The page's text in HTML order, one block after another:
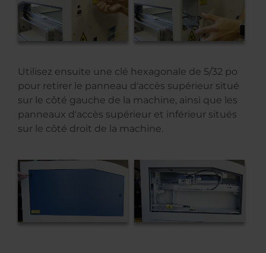
Utilisez ensuite une clé hexagonale de 5/32 po
pour retirer le panneau d'accès supérieur situé
sur le côté gauche de la machine, ainsi que les
panneaux d'accès supérieur et inférieur situés
sur le côté droit de la machine.